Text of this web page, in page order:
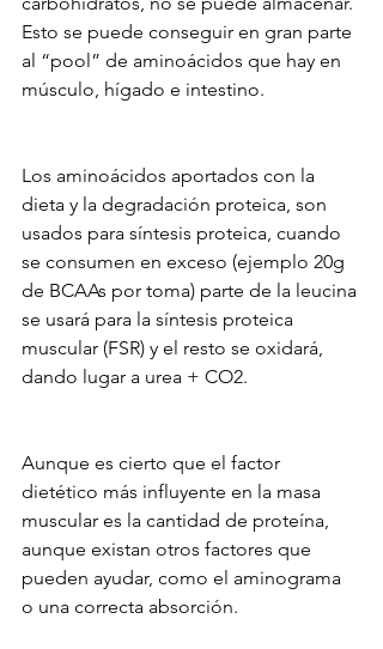
Esto se puede conseguir en gran parte
al “pool” de aminoácidos que hay en
músculo, hígado e intestino.
Los aminoácidos aportados con la
dieta y la degradación proteica, son
usados para síntesis proteica, cuando
se consumen en exceso (ejemplo 20g
de BCAAs por toma) parte de la leucina
se usará para la síntesis proteica
muscular (FSR) y el resto se oxidará,
dando lugar a urea + CO2.
Aunque es cierto que el factor
dietético más influyente en la masa
muscular es la cantidad de proteína,
aunque existan otros factores que
pueden ayudar, como el aminograma
o una correcta absorción.